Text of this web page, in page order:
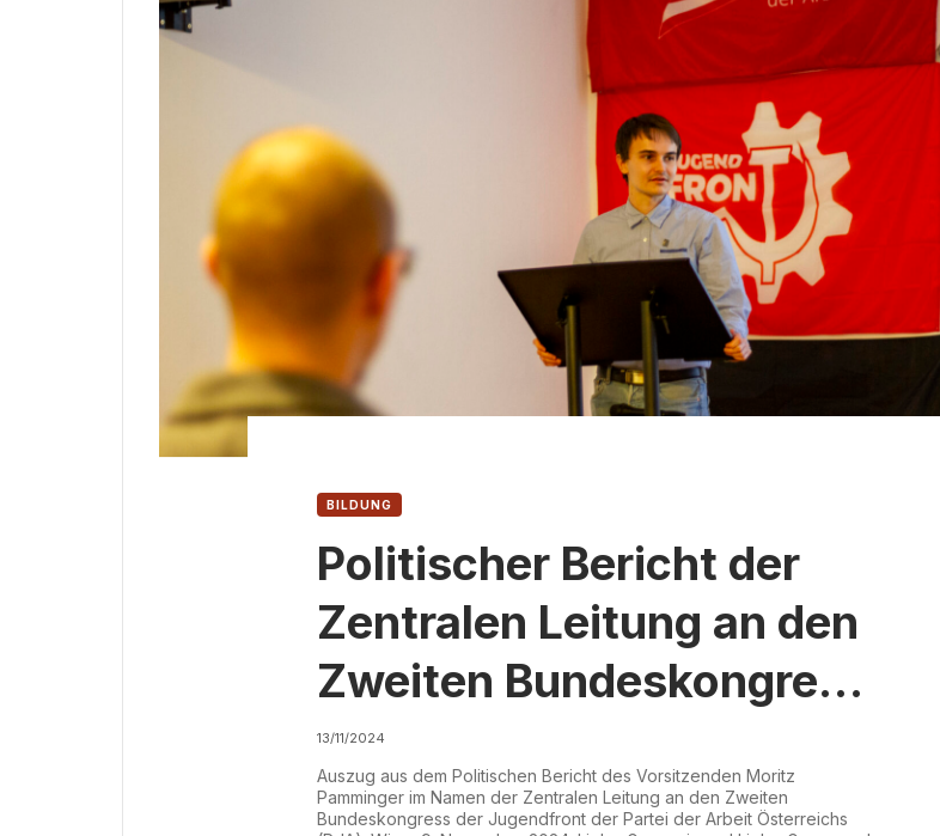
BILDUNG
Politischer Bericht der
Zentralen Leitung an den
Zweiten Bundeskongress
der Jugendfront
13/11/2024
Auszug aus dem Politischen Bericht des Vorsitzenden Moritz
Pamminger im Namen der Zentralen Leitung an den Zweiten
Bundeskongress der Jugendfront der Partei der Arbeit Österreichs